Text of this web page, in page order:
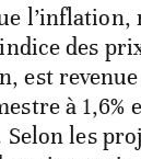
l’inflation,
des
est revenue
à 1,6%
les